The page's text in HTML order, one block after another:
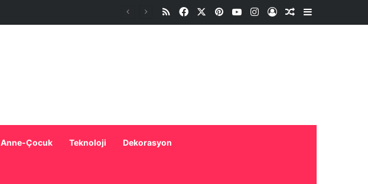
RSSFacebookPinterestYouTubeInstagramOturum aç
Rastgele Makale
Kenar
Anne-Çocuk Teknoloji Dekorasyon